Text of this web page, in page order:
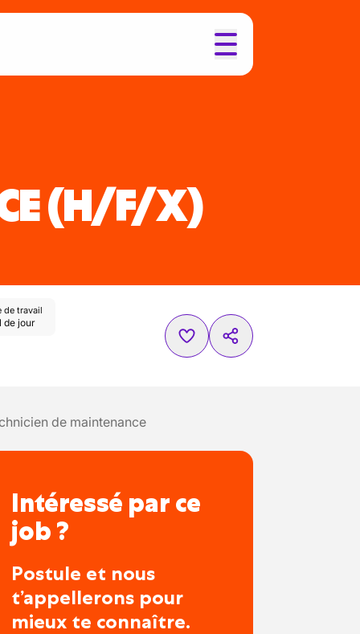
(H/F/X)
de travail
de jour
de maintenance
Intéressé par ce
job ?
Postule et nous
t’appellerons pour
mieux te connaître.